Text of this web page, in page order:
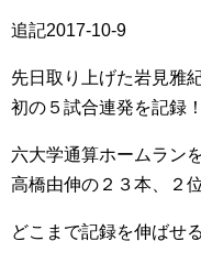
追記2017-10-9
先日取り上げた岩見雅
初の５試合連発を記録！
六大学通算ホームラン
高橋由伸の２３本、２
どこまで記録を伸ばせ